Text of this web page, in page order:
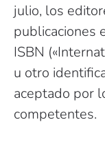
julio, los
publicaciones
ISBN
u otro
aceptado por
competentes.